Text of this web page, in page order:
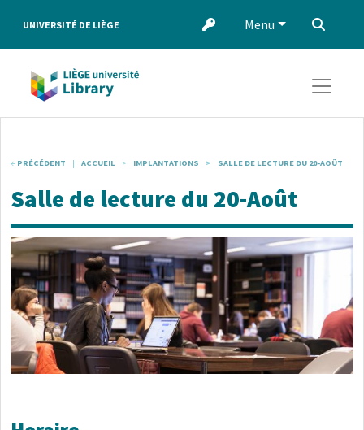
UNIVERSITÉ DE LIÈGE Menu
PRÉCÉDENT ACCUEIL IMPLANTATIONS SALLE DE LECTURE DU 20-AOÛT
Salle de lecture du 20-Août